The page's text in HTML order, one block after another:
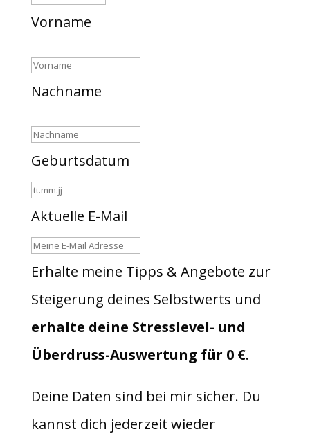
Vorname
Nachname
Geburtsdatum
Aktuelle E-Mail
Erhalte meine Tipps & Angebote zur
Steigerung deines Selbstwerts und
erhalte deine Stresslevel- und
Überdruss-Auswertung für 0 €.
Deine Daten sind bei mir sicher. Du
kannst dich jederzeit wieder